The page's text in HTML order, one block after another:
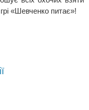
«Шевченко питає»!